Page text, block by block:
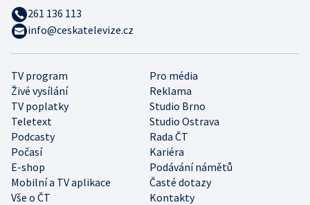
TV program
Pro média
Živé vysílání
Reklama
TV poplatky
Studio Brno
Teletext
Studio Ostrava
Podcasty
Rada ČT
Počasí
Kariéra
E-shop
Podávání námětů
Mobilní a TV aplikace
Časté dotazy
Vše o ČT
Kontakty
261 136 113
info@ceskatelevize.cz